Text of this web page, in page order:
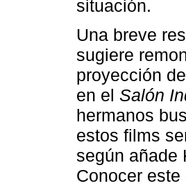
situación.
Una breve
sugiere
proyección
en el Salón
hermanos
estos films
según añade
Conocer